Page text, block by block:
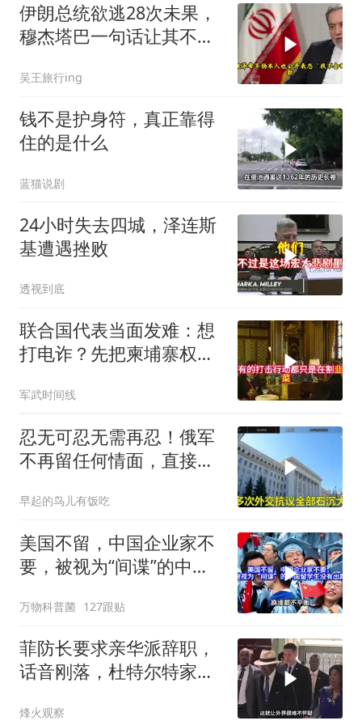
伊朗总统欲逃28次未果，
穆杰塔巴一句话让其不敢
吴王旅行ing
钱不是护身符，真正靠得
住的是什么
蓝猫说剧
24小时失去四城，泽连斯
基遭遇挫败
透视到底
联合国代表当面发难：想
打电诈？先把柬埔寨权贵
军武时间线
忍无可忍无需再忍！俄军
不再留任何情面，直接炸
早起的鸟儿有饭吃
美国不留，中国企业家不
要，被视为“间谍”的中国
万物科普菌 127跟贴
菲防长要求亲华派辞职，
话音刚落，杜特尔特家族
烽火观察